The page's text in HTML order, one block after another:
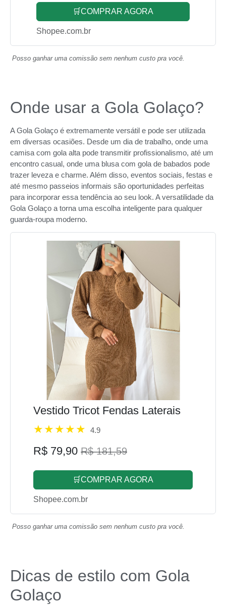
🛒COMPRAR AGORA
Shopee.com.br
Posso ganhar uma comissão sem nenhum custo pra você.
Onde usar a Gola Golaço?
A Gola Golaço é extremamente versátil e pode ser utilizada
em diversas ocasiões. Desde um dia de trabalho, onde uma
camisa com gola alta pode transmitir profissionalismo, até um
encontro casual, onde uma blusa com gola de babados pode
trazer leveza e charme. Além disso, eventos sociais, festas e
até mesmo passeios informais são oportunidades perfeitas
para incorporar essa tendência ao seu look. A versatilidade da
Gola Golaço a torna uma escolha inteligente para qualquer
guarda-roupa moderno.
Vestido Tricot Fendas Laterais
4.9
R$ 79,90 R$ 181,59
🛒COMPRAR AGORA
Shopee.com.br
Posso ganhar uma comissão sem nenhum custo pra você.
Dicas de estilo com Gola
Golaço